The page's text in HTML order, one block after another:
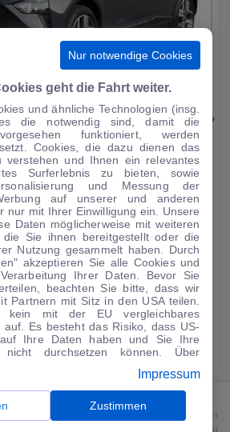
Hybrid DAB/Sitzhzg.
·Automatik
Kaufen
/mtl.
Guter Preis4
·Finanzierungs-Details
Rate anpassen
7,2 l/100 km · CO₂-Emissionen komb. 165 g/km
es sich für Neufahrzeuge und junge Gebrauchte um den
Für alle anderen Fahrzeuge entspricht der
Nur notwendige Cookies
geht die Fahrt weiter.
und ähnliche Technologien (insg.
die notwendig sind, damit die
funktioniert, werden
Cookies, die dazu dienen das
verstehen und Ihnen ein relevantes
Surferlebnis zu bieten, sowie
und Messung der
auf unserer und anderen
nur mit Ihrer Einwilligung ein. Unsere
Daten möglicherweise mit weiteren
die Sie ihnen bereitgestellt oder die
Nutzung gesammelt haben. Durch
akzeptieren Sie alle Cookies und
Ihrer Daten. Bevor Sie
beachten Sie bitte, dass wir
Partnern mit Sitz in den USA teilen.
kein mit der EU vergleichbares
auf. Es besteht das Risiko, dass US-
Ihre Daten haben und Sie Ihre
nicht durchsetzen können. Über
auch später jederzeit im Bereich
Weitere Informationen finden
.
Impressum
Zustimmen